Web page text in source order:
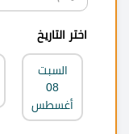
اختر التاريخ
السبت
08
أغسطس